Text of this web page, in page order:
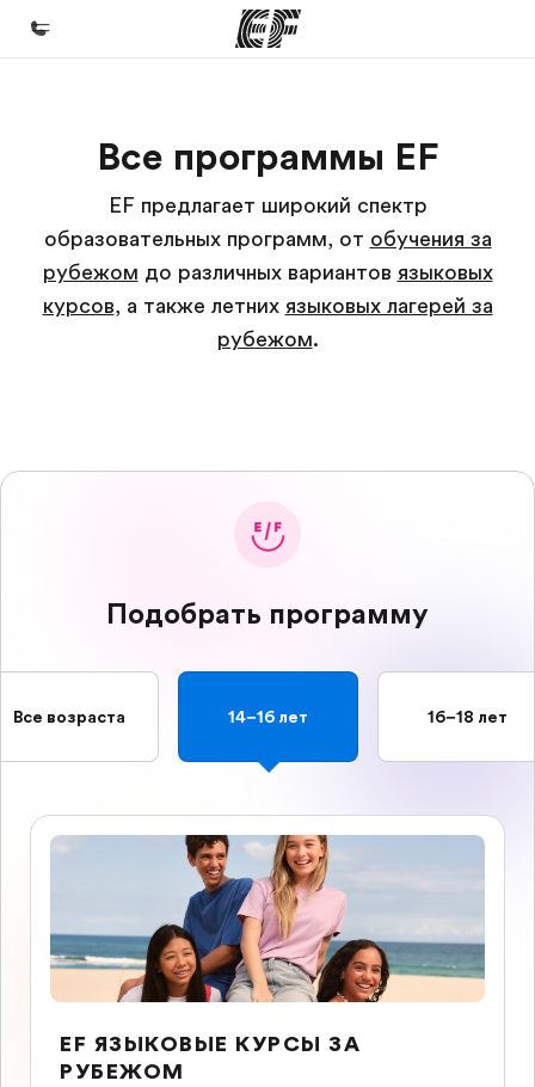
Добро пожаловать в EF
Программы
Все курсы и программы EF
Офисы
Все программы EF
EF предлагает широкий спектр
образовательных программ, от oбучения за
рубежом до различных вариантов языковых
курсов, а также летних языковых лагерей за
рубежом.
Подобрать программу
Все возраста 14–16 лет 16–18 лет
EF ЯЗЫКОВЫЕ КУРСЫ ЗА
РУБЕЖОМ